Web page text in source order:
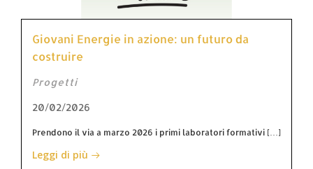
Giovani Energie in azione: un futuro da
costruire
Progetti
20/02/2026
Prendono il via a marzo 2026 i primi laboratori formativi […]
Leggi di più